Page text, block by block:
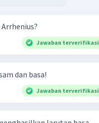
Jawaban terverifikasi
dan basa!
Jawaban terverifikasi